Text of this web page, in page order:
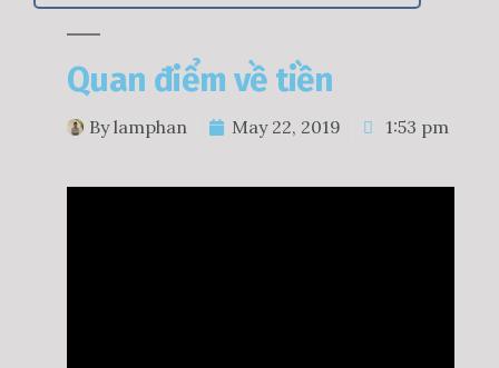
Quan điểm về tiền
Bylamphan May 22, 2019 1:53 pm